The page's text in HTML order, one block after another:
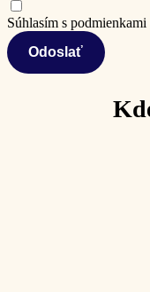
Súhlasím s podmienkami
Odoslať